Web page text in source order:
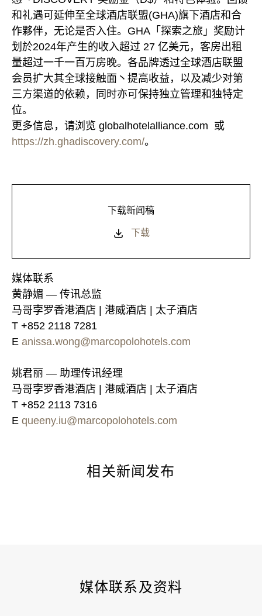
和礼遇可延伸至全球酒店联盟(GHA)旗下酒店和合
作夥伴，无论是否入住。GHA「探索之旅」奖励计
划於2024年产生的收入超过 27 亿美元，客房出租
量超过一千一百万房晚。各品牌透过全球酒店联盟
会员扩大其全球接触面丶提高收益，以及减少对第
三方渠道的依赖，同时亦可保持独立管理和独特定
位。
更多信息，请浏览 globalhotelalliance.com 或
https://zh.ghadiscovery.com/。
下载新闻稿
下载
媒体联系
黄静媚 — 传讯总监
马哥孛罗香港酒店 | 港威酒店 | 太子酒店
T +852 2118 7281
E anissa.wong@marcopolohotels.com
姚君丽 — 助理传讯经理
马哥孛罗香港酒店 | 港威酒店 | 太子酒店
T +852 2113 7316
E queeny.iu@marcopolohotels.com
相关新闻发布
媒体联系及资料